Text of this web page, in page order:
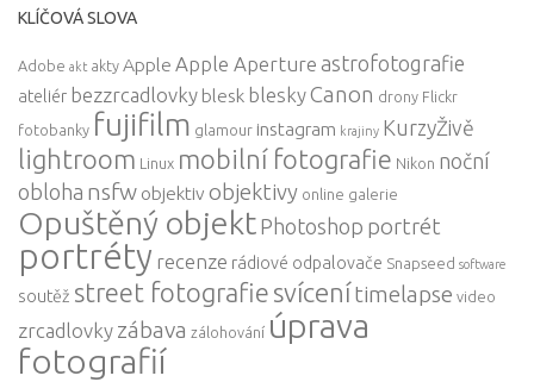
KLÍČOVÁ SLOVA
Adobe akt akty Apple Apple Aperture astrofotografie
ateliér bezzrcadlovky blesk bleskyCanon drony Flickr
fotobanky fujifilm glamour instagram krajiny KurzyŽivě
lightroom Linux mobilní fotografie Nikon noční
obloha nsfw objektiv objektivy online galerie
Opuštěný objekt Photoshop portrét
portréty recenze rádiové odpalovače Snapseed software
soutěž street fotografie svícenítimelapse video
zrcadlovky zábava zálohování úprava
fotografií